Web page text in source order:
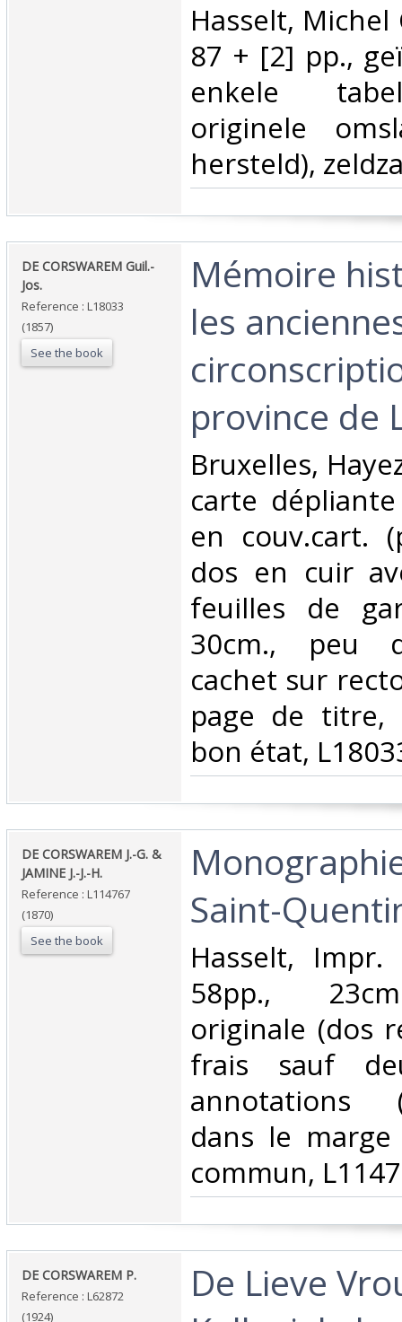
‎Hasselt, Michel
87 + [2] pp.,
enkele
originele
hersteld),
‎DE CORSWAREM Guil.-
Jos.‎
Reference : L18033
(1857)
See the book
‎Mémoire
les
province de
‎Bruxelles,
carte
en couv.cart.
dos en cuir
feuilles de
30cm., peu
cachet sur
page de
bon état,
‎DE CORSWAREM J.-G. &
JAMINE J.-J.-H.‎
Reference : L114767
(1870)
See the book
Saint-
‎Hasselt, Impr.
58pp.,
originale (dos
frais sauf
annotations
dans le
commun,
‎DE CORSWAREM P.‎
Reference : L62872
(1924)
‎De Lieve